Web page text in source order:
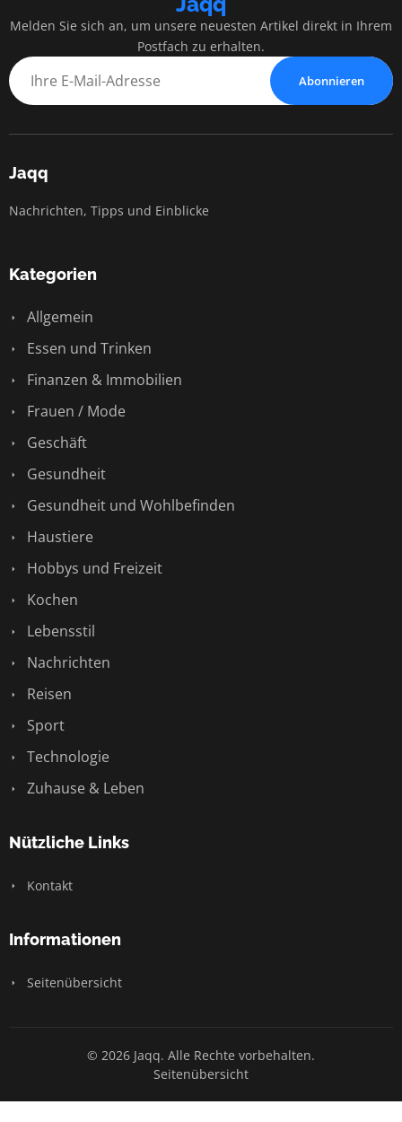
Melden Sie sich an, um unsere neuesten Artikel direkt in Ihrem
Postfach zu erhalten.
Abonnieren
Jaqq
Nachrichten, Tipps und Einblicke
Kategorien
Allgemein
Essen und Trinken
Finanzen & Immobilien
Frauen / Mode
Geschäft
Gesundheit
Gesundheit und Wohlbefinden
Haustiere
Hobbys und Freizeit
Kochen
Lebensstil
Nachrichten
Reisen
Sport
Technologie
Zuhause & Leben
Nützliche Links
Kontakt
Informationen
Seitenübersicht
© 2026 Jaqq. Alle Rechte vorbehalten.
Seitenübersicht